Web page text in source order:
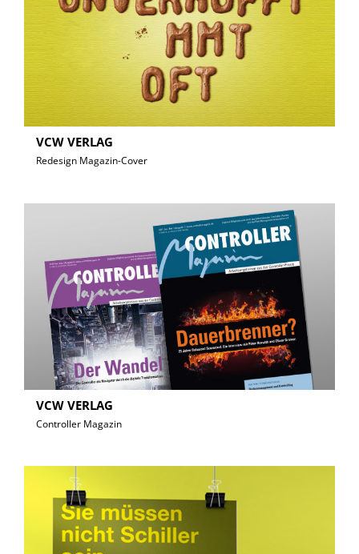
VCW VERLAG
Redesign Magazin-Cover
VCW VERLAG
Controller Magazin